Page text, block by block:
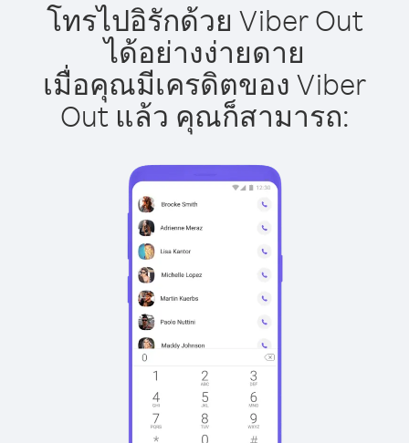
โทรไปอิรักด้วย Viber Out
ได้อย่างง่ายดาย
เมื่อคุณมีเครดิตของ Viber
Out แล้ว คุณก็สามารถ: